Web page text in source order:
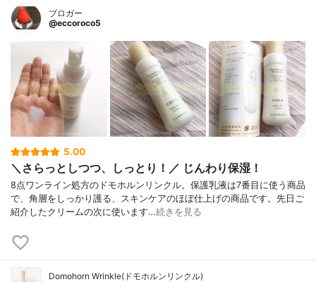
ブロガー
@eccoroco5
5.00
＼さらっとしつつ、しっとり！／ じんわり保湿！
8点ワンライン処方のドモホルンリンクル。保護乳液は7番目に使う商品
で、角層をしっかり護る、スキンケアのほぼ仕上げの商品です。先日ご
紹介したクリームの次に使います…続きを見る
Domohorn Wrinkle(ドモホルンリンクル)